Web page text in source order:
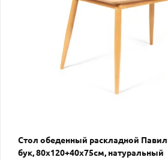
Стол обеденный раскладной
бук, 80х120+40х75см, натуральный